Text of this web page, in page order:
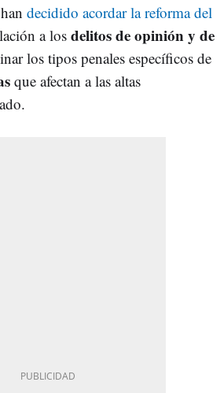
decidido acordar la reforma del
a los delitos de opinión y de
los tipos penales específicos de
que afectan a las altas